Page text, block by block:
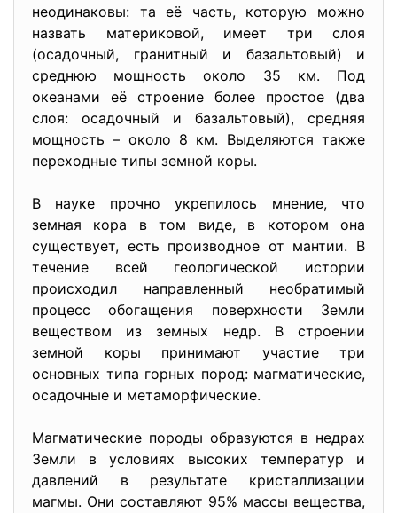
неодинаковы: та её часть, которую можно
назвать материковой, имеет три слоя
(осадочный, гранитный и базальтовый) и
среднюю мощность около 35 км. Под
океанами её строение более простое (два
слоя: осадочный и базальтовый), средняя
мощность – около 8 км. Выделяются также
переходные типы земной коры.
В науке прочно укрепилось мнение, что
земная кора в том виде, в котором она
существует, есть производное от мантии. В
течение всей геологической истории
происходил направленный необратимый
процесс обогащения поверхности Земли
веществом из земных недр. В строении
земной коры принимают участие три
основных типа горных пород: магматические,
осадочные и метаморфические.
Магматические породы образуются в недрах
Земли в условиях высоких температур и
давлений в результате кристаллизации
магмы. Они составляют 95% массы вещества,